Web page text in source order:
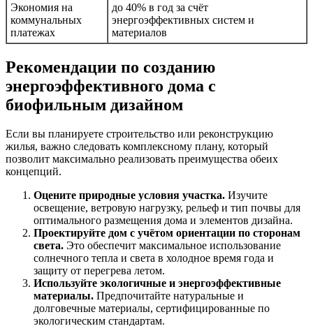
Экономия на
коммунальных
платежах
до 40% в год за счёт
энергоэффективных систем и
материалов
Рекомендации по созданию
энергоэффективного дома с
биофильным дизайном
Если вы планируете строительство или реконструкцию
жилья, важно следовать комплексному плану, который
позволит максимально реализовать преимущества обеих
концепций.
Оцените природные условия участка. Изучите
освещение, ветровую нагрузку, рельеф и тип почвы для
оптимального размещения дома и элементов дизайна.
Проектируйте дом с учётом ориентации по сторонам
света. Это обеспечит максимальное использование
солнечного тепла и света в холодное время года и
защиту от перегрева летом.
Используйте экологичные и энергоэффективные
материалы. Предпочитайте натуральные и
долговечные материалы, сертифицированные по
экологическим стандартам.